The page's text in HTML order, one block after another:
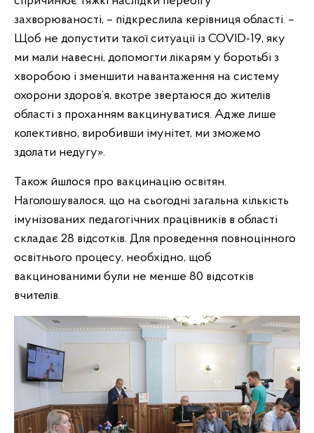
захворюваності, – підкреслила керівниця області. –
Щоб не допустити такої ситуації із COVID-19, яку
ми мали навесні, допомогти лікарям у боротьбі з
хворобою і зменшити навантаження на систему
охорони здоров’я, вкотре звертаюся до жителів
області з проханням вакцинуватися. Адже лише
колективно, виробивши імунітет, ми зможемо
здолати недугу».
Також йшлося про вакцинацію освітян.
Наголошувалося, що на сьогодні загальна кількість
імунізованих педагогічних працівників в області
складає 28 відсотків. Для проведення повноцінного
освітнього процесу, необхідно, щоб
вакцинованими були не менше 80 відсотків
вчителів.